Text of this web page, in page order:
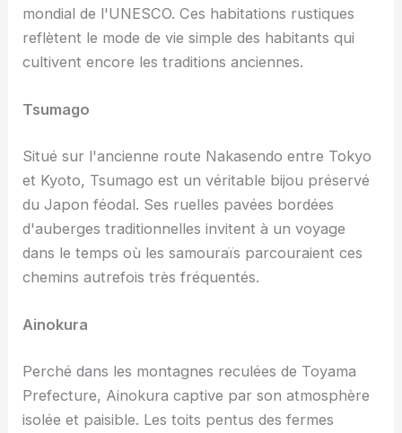
mondial de l'UNESCO. Ces habitations rustiques
reflètent le mode de vie simple des habitants qui
cultivent encore les traditions anciennes.
Tsumago
Situé sur l'ancienne route Nakasendo entre Tokyo
et Kyoto, Tsumago est un véritable bijou préservé
du Japon féodal. Ses ruelles pavées bordées
d'auberges traditionnelles invitent à un voyage
dans le temps où les samouraïs parcouraient ces
chemins autrefois très fréquentés.
Ainokura
Perché dans les montagnes reculées de Toyama
Prefecture, Ainokura captive par son atmosphère
isolée et paisible. Les toits pentus des fermes